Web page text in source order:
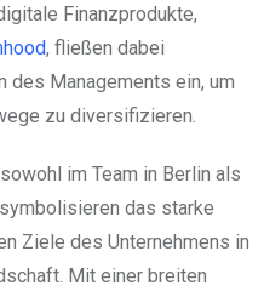
Finanzprodukte,
, fließen dabei
des Managements ein, um
zu diversifizieren.
im Team in Berlin als
das starke
Ziele des Unternehmens in
Mit einer breiten